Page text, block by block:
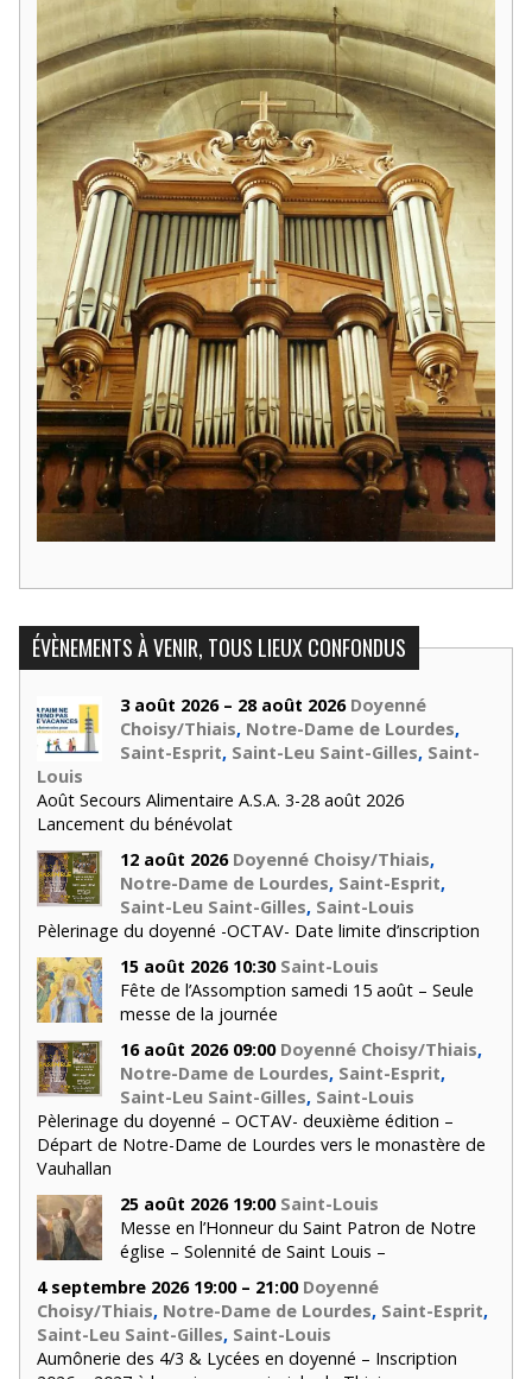
ÉVÈNEMENTS À VENIR, TOUS LIEUX CONFONDUS
3 août 2026 – 28 août 2026 Doyenné
Choisy/Thiais, Notre-Dame de Lourdes,
Saint-Esprit, Saint-Leu Saint-Gilles, Saint-
Louis
Août Secours Alimentaire A.S.A. 3-28 août 2026
Lancement du bénévolat
12 août 2026 Doyenné Choisy/Thiais,
Notre-Dame de Lourdes, Saint-Esprit,
Saint-Leu Saint-Gilles, Saint-Louis
Pèlerinage du doyenné -OCTAV- Date limite d’inscription
15 août 2026 10:30 Saint-Louis
Fête de l’Assomption samedi 15 août – Seule
messe de la journée
16 août 2026 09:00 Doyenné Choisy/Thiais,
Notre-Dame de Lourdes, Saint-Esprit,
Saint-Leu Saint-Gilles, Saint-Louis
Pèlerinage du doyenné – OCTAV- deuxième édition –
Départ de Notre-Dame de Lourdes vers le monastère de
Vauhallan
25 août 2026 19:00 Saint-Louis
Messe en l’Honneur du Saint Patron de Notre
église – Solennité de Saint Louis –
4 septembre 2026 19:00 – 21:00 Doyenné
Choisy/Thiais, Notre-Dame de Lourdes, Saint-Esprit,
Saint-Leu Saint-Gilles, Saint-Louis
Aumônerie des 4/3 & Lycées en doyenné – Inscription